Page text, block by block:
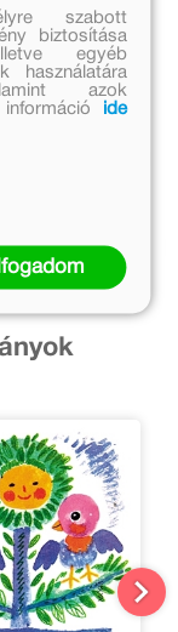
keresgélj! –
traktor!
szabott
biztosítása
egyéb
használatára
azok
ide